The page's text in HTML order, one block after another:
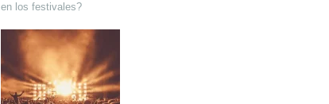
en los festivales?